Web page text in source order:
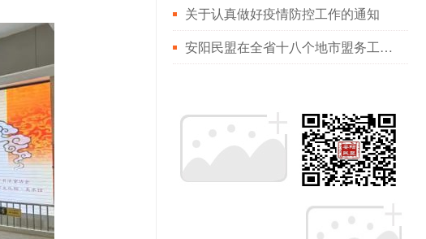
关于认真做好疫情防控工作的通知
安阳民盟在全省十八个地市盟务工作综合排名第二